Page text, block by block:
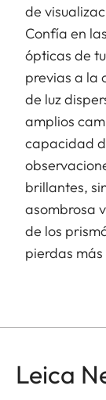
de
Confía en
ópticas de
previas a la
de luz
amplios
capacidad
brillantes,
asombrosa
de los
pierdas
Leica